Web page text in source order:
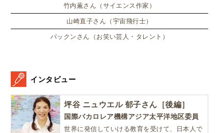
竹内薫さん（サイエンス作家）
山崎直子さん（宇宙飛行士）
パックンさん（お笑い芸人・タレント）
インタビュー
坪谷 ニュウエル 郁子さん［後編］
国際バカロレア機構アジア太平洋地区委員
世界に発信していける教育を受けて、日本人で